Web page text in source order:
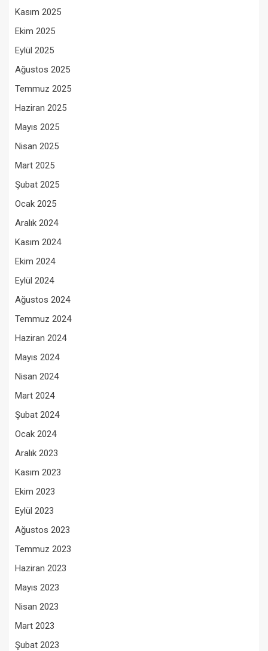
Kasım 2025
Ekim 2025
Eylül 2025
Ağustos 2025
Temmuz 2025
Haziran 2025
Mayıs 2025
Nisan 2025
Mart 2025
Şubat 2025
Ocak 2025
Aralık 2024
Kasım 2024
Ekim 2024
Eylül 2024
Ağustos 2024
Temmuz 2024
Haziran 2024
Mayıs 2024
Nisan 2024
Mart 2024
Şubat 2024
Ocak 2024
Aralık 2023
Kasım 2023
Ekim 2023
Eylül 2023
Ağustos 2023
Temmuz 2023
Haziran 2023
Mayıs 2023
Nisan 2023
Mart 2023
Şubat 2023